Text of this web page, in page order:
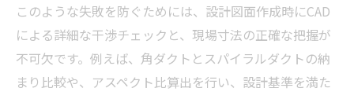
このような失敗を防ぐためには、設計図面作成時にCAD
による詳細な干渉チェックと、現場寸法の正確な把握が
不可欠です。例えば、角ダクトとスパイラルダクトの納
まり比較や、アスペクト比算出を行い、設計基準を満た